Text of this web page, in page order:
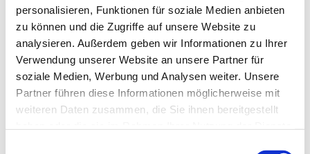
personalisieren, Funktionen für soziale Medien anbieten
zu können und die Zugriffe auf unsere Website zu
analysieren. Außerdem geben wir Informationen zu Ihrer
Verwendung unserer Website an unsere Partner für
soziale Medien, Werbung und Analysen weiter. Unsere
Partner führen diese Informationen möglicherweise mit
weiteren Daten zusammen, die Sie ihnen bereitgestellt